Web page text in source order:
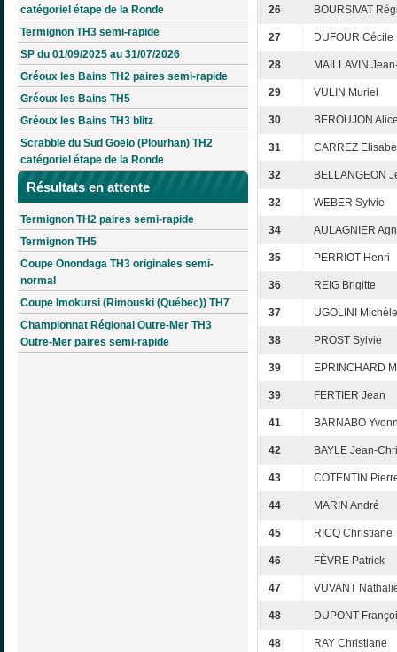
catégoriel étape de la Ronde
Termignon TH3 semi-rapide
SP du 01/09/2025 au 31/07/2026
Gréoux les Bains TH2 paires semi-rapide
Gréoux les Bains TH5
Gréoux les Bains TH3 blitz
Scrabble du Sud Goëlo (Plourhan) TH2
catégoriel étape de la Ronde
Résultats en attente
Termignon TH2 paires semi-rapide
Termignon TH5
Coupe Onondaga TH3 originales semi-
normal
Coupe Imokursi (Rimouski (Québec)) TH7
Championnat Régional Outre-Mer TH3
Outre-Mer paires semi-rapide
26 BOURSIVAT
27 DUFOUR Cécile
28 MAILLAVIN
29 VULIN Muriel
30 BEROUJON
31 CARREZ
32 BELLANGEON
32 WEBER Sylvie
34 AULAGNIER
35 PERRIOT Henri
36 REIG Brigitte
37 UGOLINI Michèle
38 PROST Sylvie
39 EPRINCHARD
39 FERTIER Jean
41 BARNABO
42 BAYLE Jean-
43 COTENTIN
44 MARIN André
45 RICQ Christiane
46 FÈVRE Patrick
47 VUVANT
48 DUPONT
48 RAY Christiane